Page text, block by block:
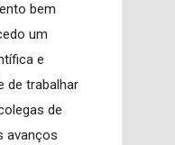
bem
um
e
de trabalhar
de
avanços